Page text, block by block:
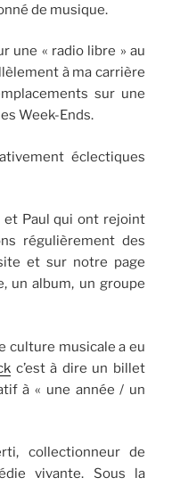
de musique.
une « radio libre » au
à ma carrière
sur une
Week-Ends.
éclectiques
et Paul qui ont rejoint
régulièrement des
et sur notre page
un album, un groupe
culture musicale a eu
c’est à dire un billet
à « une année / un
collectionneur de
vivante. Sous la